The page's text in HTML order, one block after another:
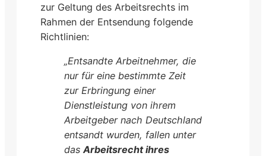
zur Geltung des Arbeitsrechts im
Rahmen der Entsendung folgende
Richtlinien:
„Entsandte Arbeitnehmer, die
nur für eine bestimmte Zeit
zur Erbringung einer
Dienstleistung von ihrem
Arbeitgeber nach Deutschland
entsandt wurden, fallen unter
das Arbeitsrecht ihres